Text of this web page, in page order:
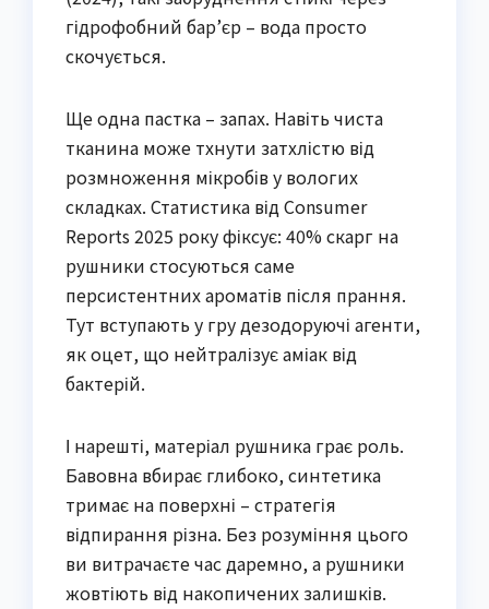
гідрофобний бар’єр – вода просто
скочується.
Ще одна пастка – запах. Навіть чиста
тканина може тхнути затхлістю від
розмноження мікробів у вологих
складках. Статистика від Consumer
Reports 2025 року фіксує: 40% скарг на
рушники стосуються саме
персистентних ароматів після прання.
Тут вступають у гру дезодоруючі агенти,
як оцет, що нейтралізує аміак від
бактерій.
І нарешті, матеріал рушника грає роль.
Бавовна вбирає глибоко, синтетика
тримає на поверхні – стратегія
відпирання різна. Без розуміння цього
ви витрачаєте час даремно, а рушники
жовтіють від накопичених залишків.